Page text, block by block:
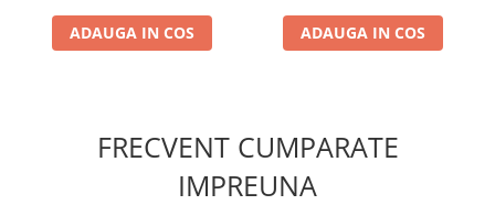
Comic Books (Benzi Desenate)
Trading Card Games
ADAUGA IN COS ADAUGA IN COS
FRECVENT CUMPARATE
IMPREUNA